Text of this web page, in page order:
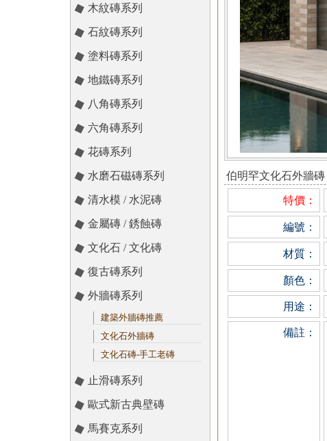
木紋磚系列
石紋磚系列
塗料磚系列
地鐵磚系列
八角磚系列
六角磚系列
花磚系列
水磨石磁磚系列
清水模 / 水泥磚
金屬磚 / 銹蝕磚
文化石 / 文化磚
復古磚系列
外牆磚系列
建築外牆磚推薦
文化石外牆磚
文化石磚-手工老磚
止滑磚系列
歐式新古典壁磚
馬賽克系列
伯明罕文化石外牆磚
特價：
編號：
材質：
顏色：
用途：
備註：